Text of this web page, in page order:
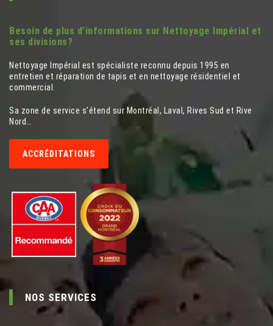
Besoin de plus d’informations sur Nettoyage Impérial et
ses divisions?
Nettoyage Impérial est spécialiste reconnu depuis 1995 en
entretien et réparation de tapis et en nettoyage résidentiel et
commercial.
Sa zone de service s’étend sur Montréal, Laval, Rives Sud et Rive
Nord…
ACCRÉDITATIONS
NOS SERVICES